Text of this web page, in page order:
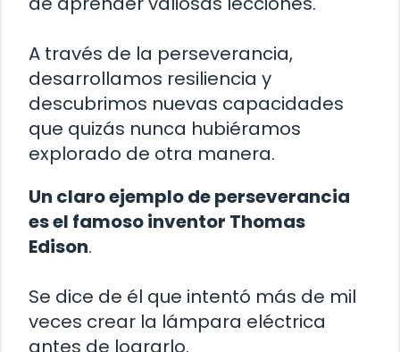
A través de la perseverancia,
desarrollamos resiliencia y
descubrimos nuevas capacidades
que quizás nunca hubiéramos
explorado de otra manera.
Un claro ejemplo de perseverancia
es el famoso inventor Thomas
Edison.
Se dice de él que intentó más de mil
veces crear la lámpara eléctrica
antes de lograrlo.